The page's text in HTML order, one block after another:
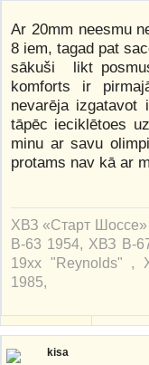
Ar 20mm neesmu
8 iem, tagad pat
sākuši likt
komforts ir
nevarēja izgatavot
tāpēc ieciklētoes
minu ar savu
protams nav kā ar
ХВЗ «Старт
В-63 1954, ХВЗ В-
19xx "Reynolds" ,
1985,
kisa